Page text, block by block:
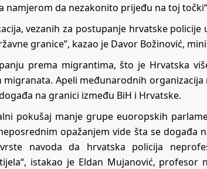
namjerom da nezakonito prijeđu na toj
vezanih za postupanje hrvatske
granice”, kazao je Davor Božinović,
prema migrantima, što je Hrvatska
Apeli međunarodnih organizacija
na granici između BiH i Hrvatske.
pokušaj manje grupe euoropskih
opažanjem vide šta se događa
navoda da hrvatska policija
istakao je Eldan Mujanović, profesor